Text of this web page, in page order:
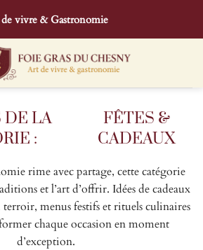
vivre & Gastronomie
FÊTES &
CADEAUX
rime avec partage, cette catégorie
et l’art d’offrir. Idées de cadeaux
menus festifs et rituels culinaires
chaque occasion en moment
d’exception.